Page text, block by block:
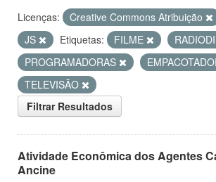
Licenças: Creative Commons Atribuição
JS
Etiquetas: FILME
PROGRAMADORAS
TELEVISÃO
Filtrar Resultados
Atividade Econômica dos Agentes
Ancine